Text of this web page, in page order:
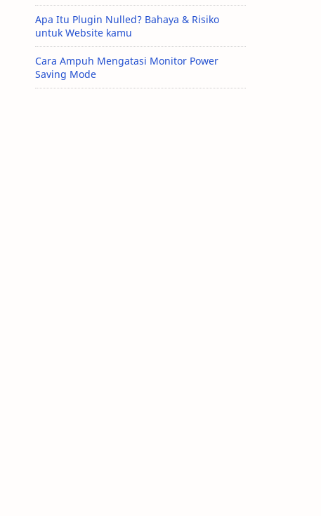
Apa Itu Plugin Nulled? Bahaya & Risiko
untuk Website kamu
Cara Ampuh Mengatasi Monitor Power
Saving Mode